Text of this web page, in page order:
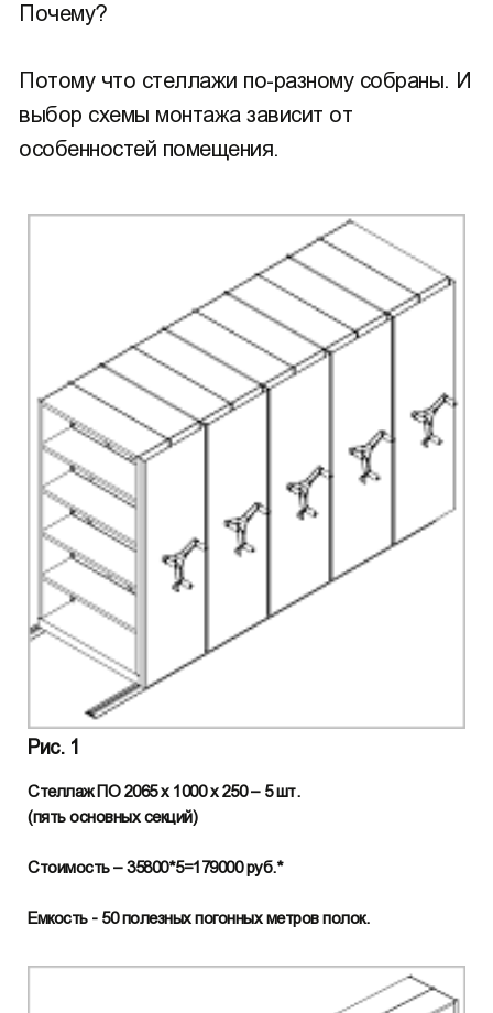
Почему?
Потому что стеллажи по-разному собраны. И
выбор схемы монтажа зависит от
особенностей помещения.
Рис. 1
Стеллаж ПО 2065 х 1000 х 250 – 5 шт.
(пять основных секций)
Стоимость – 35800*5=179000 руб.*
Емкость - 50 полезных погонных метров полок.